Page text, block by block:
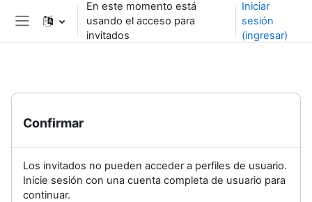
Saltar al contenido principal
Pánel lateral
En este momento está
usando el acceso para
invitados
Iniciar
sesión
(ingresar)
Confirmar
Los invitados no pueden acceder a perfiles de usuario.
Inicie sesión con una cuenta completa de usuario para
continuar.